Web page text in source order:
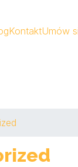
KontaktUmów